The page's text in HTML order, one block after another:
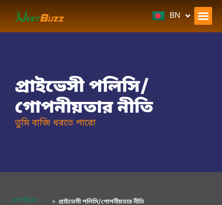
BN
EN
প্রাইভেসী পলিসি/
গোপনীয়তার নীতি
তুমি বাজি ধরতে পারো
JeetBuzz > প্রাইভেসী পলিসি/গোপনীয়তার নীতি